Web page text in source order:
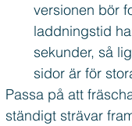
versionen bör
laddningstid
sekunder, så
sidor är för
Passa på att
ständigt strävar